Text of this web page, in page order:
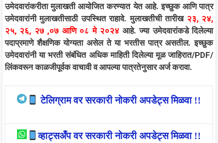
उमेदवारांकरीता मुलाखती आयोजित करण्यात येत आहे. इच्छुक आणि पात्र
उमेदवारांनी मुलाखतीसाठी उपस्थित राहावे. मुलाखतीची तारीख २३, २४,
२५, २६, २७ ,०७ आणि ०८ मे २०२४ आहे. ज्या उमेदवारांकडे दिलेल्या
पदाप्रमाणे शैक्षणिक योग्यता असेल ते या भरतीस पात्र असतील. इच्छुक
उमेदवारांनी या भरती संबंधित अधिक माहिती दिलेल्या मूळ जाहिरात/PDF/
लिंकवरून काळजीपूर्वक वाचावी व आपल्या पात्रतेनुसार अर्ज करावा.
टेलिग्राम वर सरकारी नोकरी अपडेट्स मिळवा !!
व्हाट्सअँप वर सरकारी नोकरी अपडेट्स मिळवा !!